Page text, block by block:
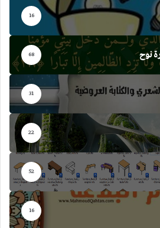
16
نوح 68
31
22
52
16